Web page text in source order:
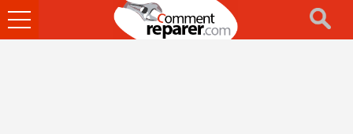
Ouvrir
le